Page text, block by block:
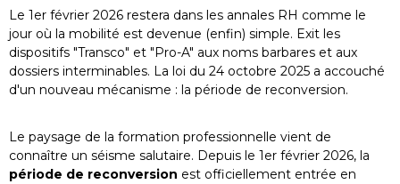
Le 1er février 2026 restera dans les annales RH comme le
jour où la mobilité est devenue (enfin) simple. Exit les
dispositifs "Transco" et "Pro-A" aux noms barbares et aux
dossiers interminables. La loi du 24 octobre 2025 a accouché
d'un nouveau mécanisme : la période de reconversion.
Le paysage de la formation professionnelle vient de
connaître un séisme salutaire. Depuis le 1er février 2026, la
période de reconversion est officiellement entrée en